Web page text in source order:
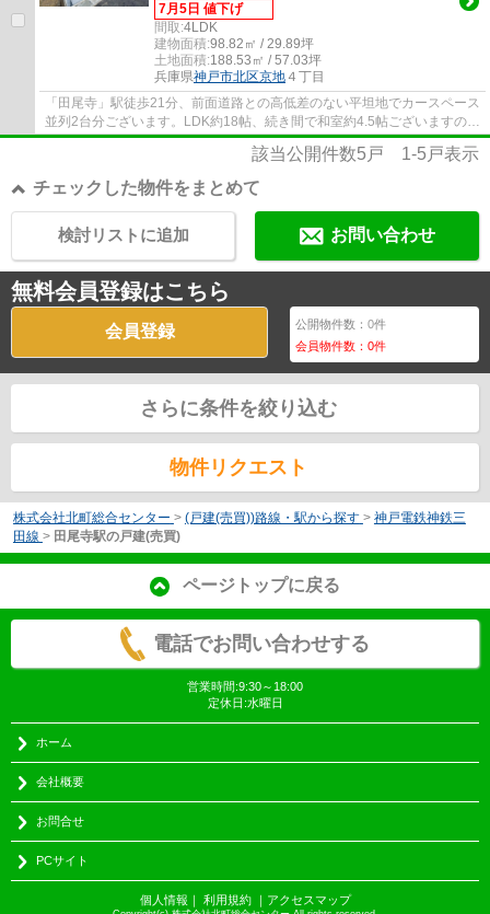
7月5日 値下げ
間取:4LDK
建物面積:98.82㎡ / 29.89坪
土地面積:188.53㎡ / 57.03坪
兵庫県神戸市北区京地 ４丁目
「田尾寺」駅徒歩21分、前面道路との高低差のない平坦地でカースペース
並列2台分ございます。LDK約18帖、続き間で和室約4.5帖ございますの
で、より広くお使い頂けます。カウンターキッ...
該当公開件数5 戸 1-5 戸表示
チェックした物件をまとめて
お問い合わせ
検討リストに追加
無料会員登録はこちら
会員登録 公開物件数：0件
会員物件数：0件
さらに条件を絞り込む
物件リクエスト
株式会社北町総合センター > (戸建(売買))路線・駅から探す > 神戸電鉄神鉄三
田線 > 田尾寺駅の戸建(売買)
ページトップに戻る
電話でお問い合わせする
営業時間:9:30～18:00
定休日:水曜日
ホーム
会社概要
お問合せ
PCサイト
個人情報 利用規約｜ アクセスマップ